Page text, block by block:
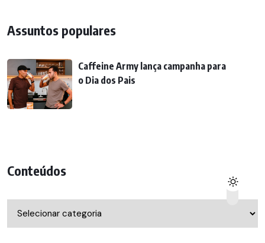
Assuntos populares
Caffeine Army lança campanha para
o Dia dos Pais
Conteúdos